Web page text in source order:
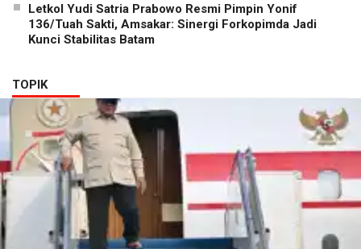
Letkol Yudi Satria Prabowo Resmi Pimpin Yonif
136/Tuah Sakti, Amsakar: Sinergi Forkopimda Jadi
Kunci Stabilitas Batam
TOPIK